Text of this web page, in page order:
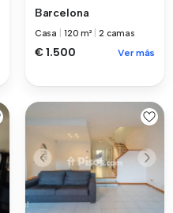
Barcelona
Casa 120 m² 2 camas
€ 1.500 Ver más